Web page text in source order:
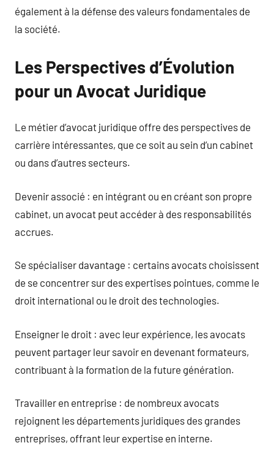
également à la défense des valeurs fondamentales de
la société.
Les Perspectives d’Évolution
pour un Avocat Juridique
Le métier d’avocat juridique offre des perspectives de
carrière intéressantes, que ce soit au sein d’un cabinet
ou dans d’autres secteurs.
Devenir associé : en intégrant ou en créant son propre
cabinet, un avocat peut accéder à des responsabilités
accrues.
Se spécialiser davantage : certains avocats choisissent
de se concentrer sur des expertises pointues, comme le
droit international ou le droit des technologies.
Enseigner le droit : avec leur expérience, les avocats
peuvent partager leur savoir en devenant formateurs,
contribuant à la formation de la future génération.
Travailler en entreprise : de nombreux avocats
rejoignent les départements juridiques des grandes
entreprises, offrant leur expertise en interne.